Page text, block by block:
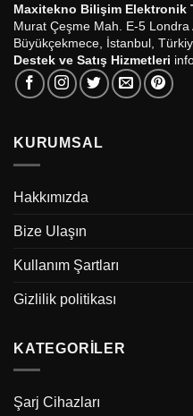
Maxitekno Bilişim Elektronik
Murat Çeşme Mah. E-5 Londra
Büyükçekmece, İstanbul,
Destek ve Satış Hizmetleri
KURUMSAL
Hakkımızda
Bize Ulaşın
Kullanım Şartları
Gizlilik politikası
KATEGORILER
Şarj Cihazları